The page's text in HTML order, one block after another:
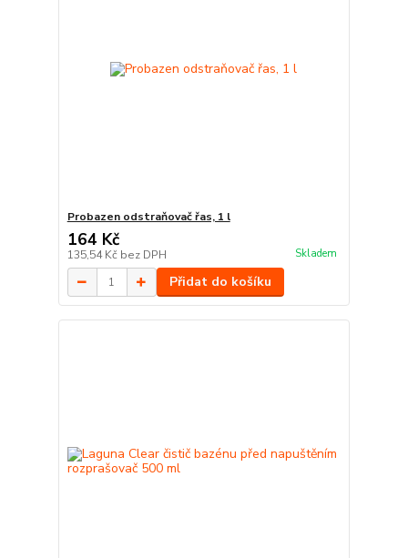
Probazen odstraňovač řas, 1 l
164 Kč
135,54 Kč bez DPH Skladem
Přidat do košíku